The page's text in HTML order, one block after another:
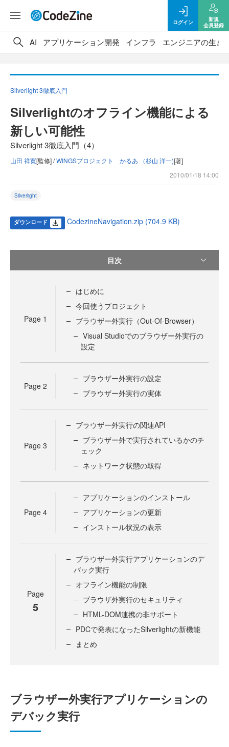
ログイン
新規
会員登録
AI アプリケーション開発 インフラ エンジニアの生き
Silverlight 3徹底入門
Silverlightのオフライン機能による
新しい可能性
Silverlight 3徹底入門（4）
山田 祥寛[監修] /WINGSプロジェクト かるあ （杉山 洋一)[著]
2010/01/18 14:00
Silverlight
ダウンロード CodezineNavigation.zip (704.9 KB)
目次
Page 1
はじめに
今回使うプロジェクト
ブラウザー外実行（Out-Of-Browser）
Visual Studioでのブラウザー外実行の
設定
Page 2
ブラウザー外実行の設定
ブラウザー外実行の実体
Page 3
ブラウザー外実行の関連API
ブラウザー外で実行されているかのチ
ェック
ネットワーク状態の取得
Page 4
アプリケーションのインストール
アプリケーションの更新
インストール状況の表示
Page
5
ブラウザー外実行アプリケーションのデ
バック実行
オフライン機能の制限
ブラウザ外実行のセキュリティ
HTML-DOM連携の非サポート
PDCで発表になったSilverlightの新機能
まとめ
ブラウザー外実行アプリケーションの
デバック実行